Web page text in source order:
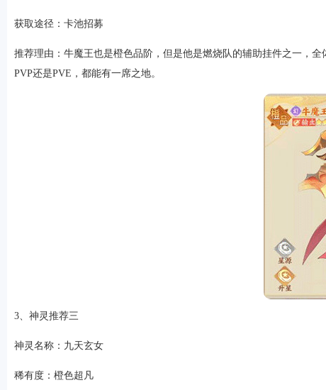
获取途径：卡池招募
推荐理由：牛魔王也是橙色品阶，但是他是燃烧队的辅助挂件之一，
PVP还是PVE，都能有一席之地。
3、神灵推荐三
神灵名称：九天玄女
稀有度：橙色超凡